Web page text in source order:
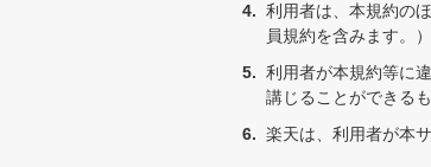
利用者は、本規約の
員規約を含みます。
利用者が本規約等に
講じることができる
楽天は、利用者が本